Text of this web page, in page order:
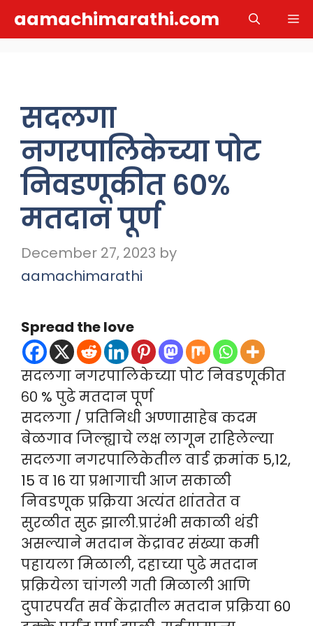
aamachimarathi.com
सदलगा
नगरपालिकेच्या पोट‌
निवडणूकीत ६०%
मतदान पूर्ण
December 27, 2023 by
aamachimarathi
Spread the love
सदलगा नगरपालिकेच्या पोट‌ निवडणूकीत
६० % पुढे मतदान पूर्ण
सदलगा / प्रतिनिधी अण्णासाहेब कदम
बेळगाव जिल्ह्याचे लक्ष लागून राहिलेल्या
सदलगा नगरपालिकेतील वार्ड क्रमांक 5,12,
15 व 16 या प्रभागाची आज सकाळी
निवडणूक प्रक्रिया अत्यंत शांततेत व
सुरळीत सुरू झाली.प्रारंभी सकाळी थंडी
असल्याने मतदान केंद्रावर संख्या कमी
पहायला मिळाली, दहाच्या पुढे मतदान
प्रक्रियेला चांगली गती मिळाली आणि
दुपारपर्यंत सर्व केंद्रातील मतदान प्रक्रिया 60